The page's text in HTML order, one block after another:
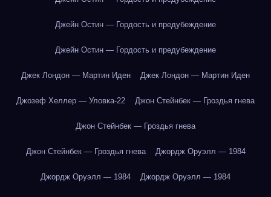
Джейн Остин — Гордость и предубеждение
Джейн Остин — Гордость и предубеждение
Джек Лондон — Мартин Иден Джек Лондон — Мартин Иден
Джозеф Хеллер — Уловка-22 Джон Стейнбек — Гроздья гнева
Джон Стейнбек — Гроздья гнева
Джон Стейнбек — Гроздья гнева Джордж Оруэлл — 1984
Джордж Оруэлл — 1984 Джордж Оруэлл — 1984